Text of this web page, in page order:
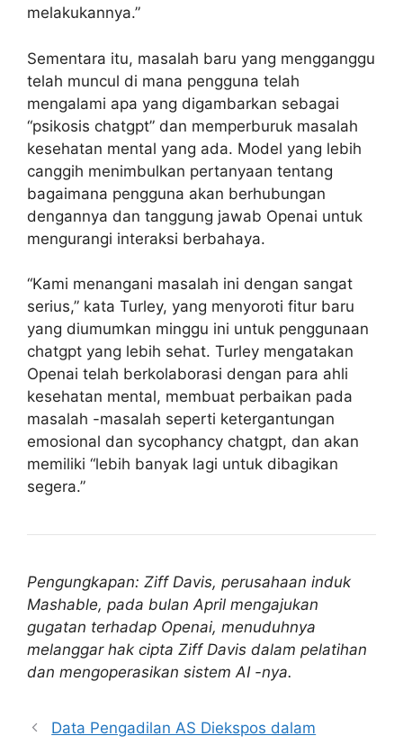
melakukannya.”
Sementara itu, masalah baru yang mengganggu
telah muncul di mana pengguna telah
mengalami apa yang digambarkan sebagai
“psikosis chatgpt” dan memperburuk masalah
kesehatan mental yang ada. Model yang lebih
canggih menimbulkan pertanyaan tentang
bagaimana pengguna akan berhubungan
dengannya dan tanggung jawab Openai untuk
mengurangi interaksi berbahaya.
“Kami menangani masalah ini dengan sangat
serius,” kata Turley, yang menyoroti fitur baru
yang diumumkan minggu ini untuk penggunaan
chatgpt yang lebih sehat. Turley mengatakan
Openai telah berkolaborasi dengan para ahli
kesehatan mental, membuat perbaikan pada
masalah -masalah seperti ketergantungan
emosional dan sycophancy chatgpt, dan akan
memiliki “lebih banyak lagi untuk dibagikan
segera.”
Pengungkapan: Ziff Davis, perusahaan induk
Mashable, pada bulan April mengajukan
gugatan terhadap Openai, menuduhnya
melanggar hak cipta Ziff Davis dalam pelatihan
dan mengoperasikan sistem AI -nya.
Data Pengadilan AS Diekspos dalam